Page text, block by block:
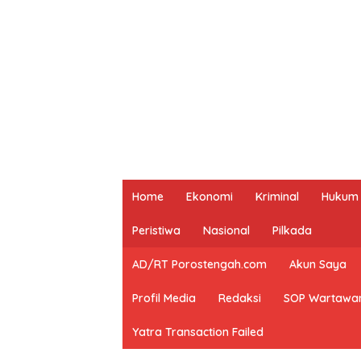
Home Ekonomi Kriminal Hukum
Peristiwa Nasional Pilkada
AD/RT Porostengah.com Akun Saya
Profil Media Redaksi SOP
Yatra Transaction Failed